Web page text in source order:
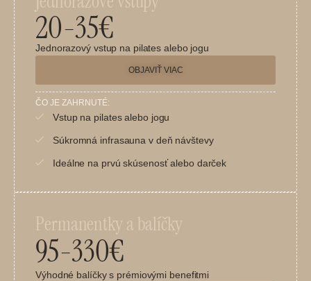
20-35€
Jednorazový vstup na pilates alebo jogu
OBJAVIŤ VIAC
ČO JE ZAHRNUTÉ:
Vstup na pilates alebo jogu
Súkromná infrasauna v deň návštevy
Ideálne na prvú skúsenosť alebo darček
Permanentky a balíčky
95-330€
Výhodné balíčky s prémiovými benefitmi